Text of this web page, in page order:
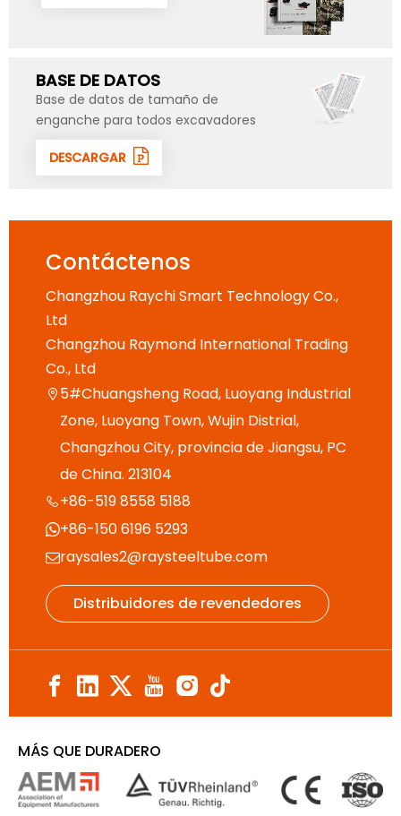
BASE DE DATOS
Base de datos de tamaño de
enganche para todos excavadores
DESCARGAR
Contáctenos
Changzhou Raychi Smart Technology Co.,
Ltd
Changzhou Raymond International Trading
Co., Ltd
 5#Chuangsheng Road, Luoyang Industrial
Zone, Luoyang Town, Wujin Distrial,
Changzhou City, provincia de Jiangsu, PC
de China. 213104
+86-519 8558 5188
+86-150 6196 5293
raysales2@raysteeltube.com
Distribuidores de revendedores
MÁS QUE DURADERO